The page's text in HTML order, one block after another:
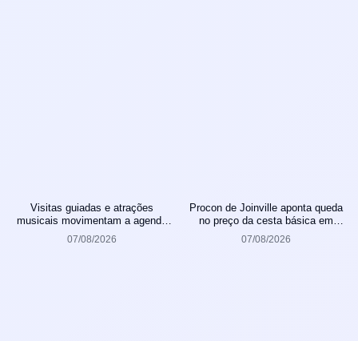
Visitas guiadas e atrações
musicais movimentam a agenda
cultural da semana em Joinville
07/08/2026
Procon de Joinville aponta queda
no preço da cesta básica em
agosto
07/08/2026